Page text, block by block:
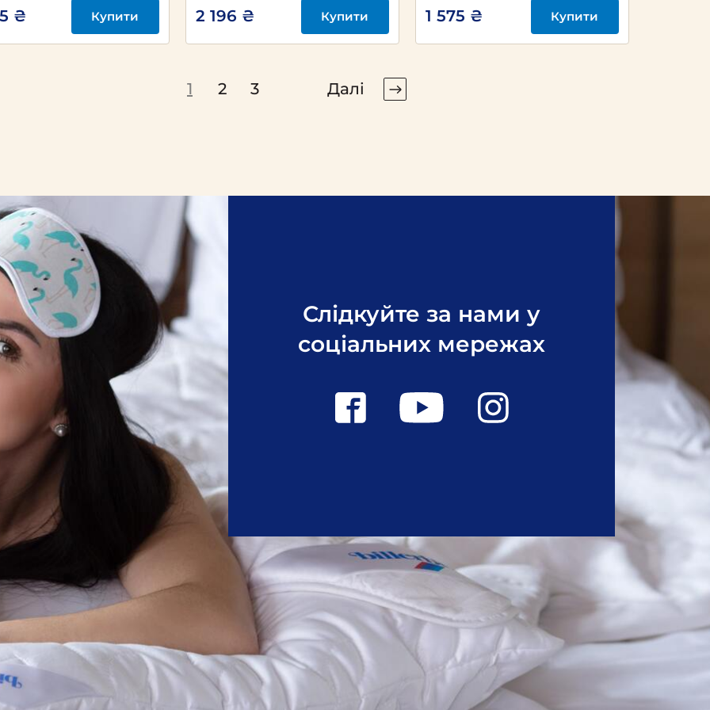
₴ Купити 2 196 ₴ Купити 1 575 ₴ Купити
1 2 3 Далі
Слідкуйте за нами у
соціальних мережах